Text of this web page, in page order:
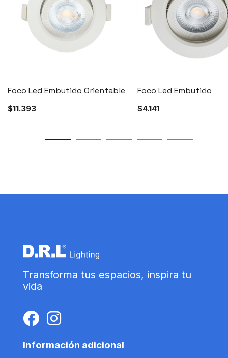
Foco Led Embutido Orientable
$11.393
Foco Led Embutido
$4.141
Transforma tus espacios, inspira tu
vida
Información adicional